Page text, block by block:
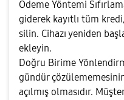
Ödeme Yöntemi
giderek kayıtlı tüm
silin. Cihazı yeniden
ekleyin.
Doğru Birime
gündür
açılmış olmasıdır.